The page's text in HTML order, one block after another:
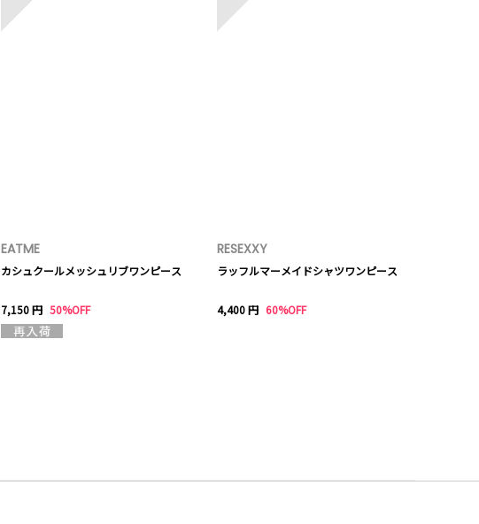
EATME
カシュクールメッシュリブワンピース
7,150 円 50%OFF
RESEXXY
ラッフルマーメイドシャツワンピース
4,400 円 60%OFF